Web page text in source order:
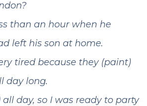
than an hour when he
left his son at home.
tired because they (paint)
day long.
all day, so I was ready to party